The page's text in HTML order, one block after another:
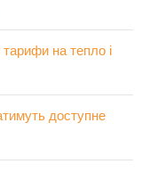
на тепло і
доступне